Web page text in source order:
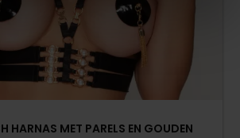
HARNAS MET PARELS EN GOUDEN